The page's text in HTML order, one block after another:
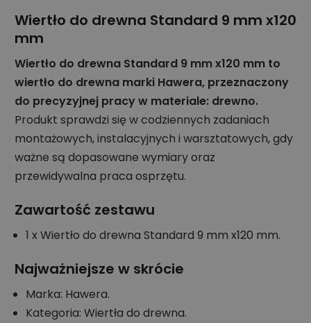
Wiertło do drewna Standard 9 mm x120
mm
Wiertło do drewna Standard 9 mm x120 mm to
wiertło do drewna marki Hawera, przeznaczony
do precyzyjnej pracy w materiale: drewno.
Produkt sprawdzi się w codziennych zadaniach
montażowych, instalacyjnych i warsztatowych, gdy
ważne są dopasowane wymiary oraz
przewidywalna praca osprzętu.
Zawartość zestawu
1 x Wiertło do drewna Standard 9 mm x120 mm.
Najważniejsze w skrócie
Marka: Hawera.
Kategoria: Wiertła do drewna.